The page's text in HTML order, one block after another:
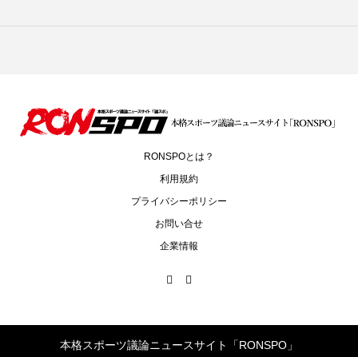
RONSPOとは？
利用規約
プライバシーポリシー
お問い合せ
企業情報
本格スポーツ議論ニュースサイト「RONSPO」